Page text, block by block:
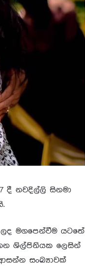
දී නවදිල්ලි සිනමා
මගපෙන්වීම යටතේ
ශිල්පිනියක ලෙසින්
සංඛ්‍යාවක්